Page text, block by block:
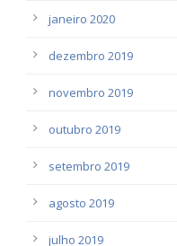
janeiro 2020
dezembro 2019
novembro 2019
outubro 2019
setembro 2019
agosto 2019
julho 2019